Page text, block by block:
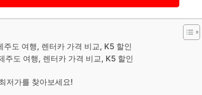
도 여행, 렌터카 가격 비교, K5 할인
주도 여행, 렌터카 가격 비교, K5 할인
저가를 찾아보세요!